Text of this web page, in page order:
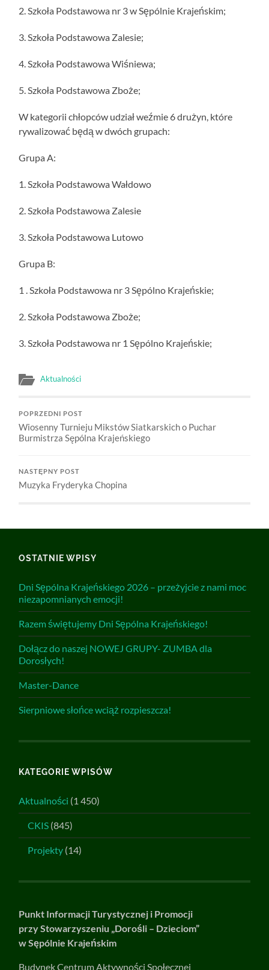
2. Szkoła Podstawowa nr 3 w Sępólnie Krajeńskim;
3. Szkoła Podstawowa Zalesie;
4. Szkoła Podstawowa Wiśniewa;
5. Szkoła Podstawowa Zboże;
W kategorii chłopców udział weźmie 6 drużyn, które
rywalizować będą w dwóch grupach:
Grupa A:
1. Szkoła Podstawowa Wałdowo
2. Szkoła Podstawowa Zalesie
3. Szkoła Podstawowa Lutowo
Grupa B:
1 . Szkoła Podstawowa nr 3 Sępólno Krajeńskie;
2. Szkoła Podstawowa Zboże;
3. Szkoła Podstawowa nr 1 Sępólno Krajeńskie;
Aktualności
POPRZEDNI POST
Wiosenny Turnieju Mikstów Siatkarskich o Puchar
Burmistrza Sępólna Krajeńskiego
NASTĘPNY POST
Muzyka Fryderyka Chopina
OSTATNIE WPISY
Dni Sępólna Krajeńskiego 2026 – przeżyjcie z nami moc
niezapomnianych emocji!
Razem świętujemy Dni Sępólna Krajeńskiego!
Dołącz do naszej NOWEJ GRUPY- ZUMBA dla
Dorosłych!
Master-Dance
Sierpniowe słońce wciąż rozpieszcza!
KATEGORIE WPISÓW
Aktualności (1 450)
CKIS (845)
Projekty (14)
Punkt Informacji Turystycznej i Promocji
przy Stowarzyszeniu „Dorośli – Dzieciom”
w Sępólnie Krajeńskim
Budynek Centrum Aktywności Społecznej